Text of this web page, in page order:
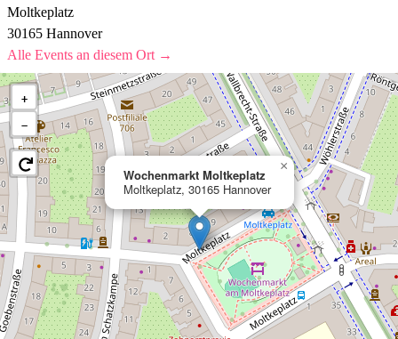
Moltkeplatz
30165 Hannover
Alle Events an diesem Ort →
Wochenmarkt Moltkeplatz
Moltkeplatz, 30165 Hannover
×
+
−